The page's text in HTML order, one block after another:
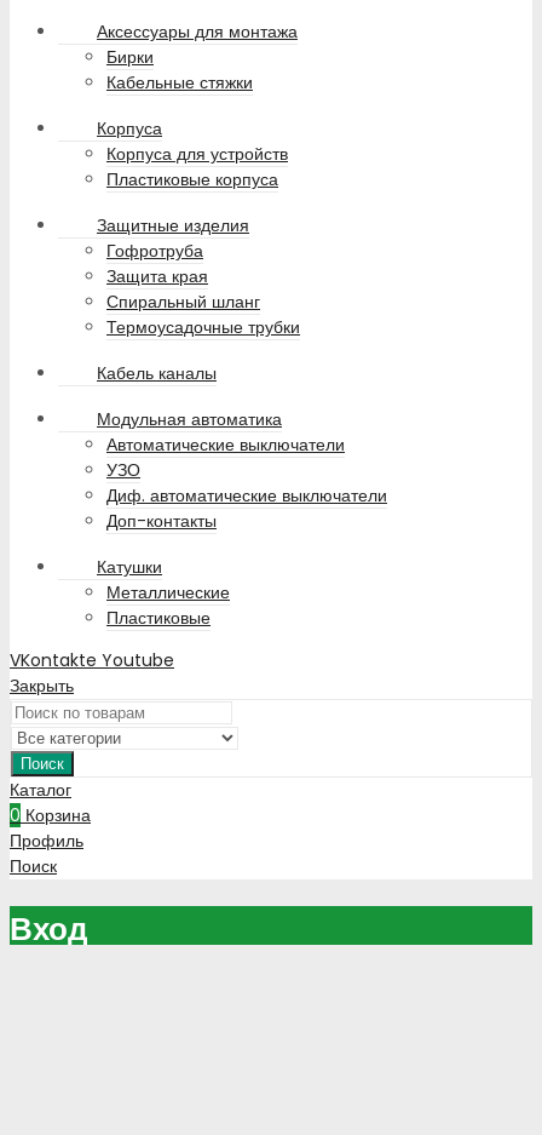
Аксессуары для монтажа
Бирки
Кабельные стяжки
Корпуса
Корпуса для устройств
Пластиковые корпуса
Защитные изделия
Гофротруба
Защита края
Спиральный шланг
Термоусадочные трубки
Кабель каналы
Модульная автоматика
Автоматические выключатели
УЗО
Диф. автоматические выключатели
Доп-контакты
Катушки
Металлические
Пластиковые
VKontakte Youtube
Закрыть
Поиск
Каталог
0 Корзина
Профиль
Поиск
Вход